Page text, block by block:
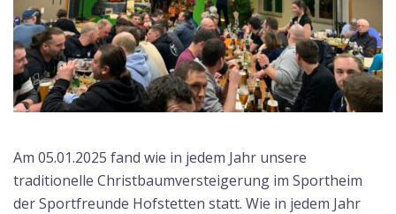
Am 05.01.2025 fand wie in jedem Jahr unsere
traditionelle Christbaumversteigerung im Sportheim
der Sportfreunde Hofstetten statt. Wie in jedem Jahr